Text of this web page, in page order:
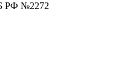
РФ №2272